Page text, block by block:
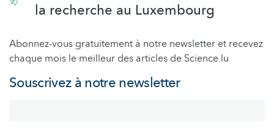
la recherche au Luxembourg
Abonnez-vous gratuitement à notre newsletter et recevez
chaque mois le meilleur des articles de Science.lu
Souscrivez à notre newsletter